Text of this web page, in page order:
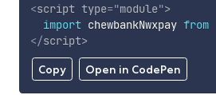
Copy Open in CodePen
<script type="module">
import chewbankNwxpay from
</script>